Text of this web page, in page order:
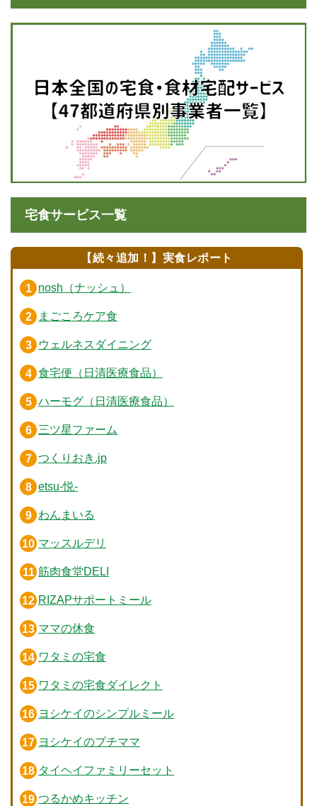
宅食サービス一覧
【続々追加！】実食レポート
nosh（ナッシュ）
まごころケア食
ウェルネスダイニング
食宅便（日清医療食品）
ハーモグ（日清医療食品）
三ツ星ファーム
つくりおき.jp
etsu-悦-
わんまいる
マッスルデリ
筋肉食堂DELI
RIZAPサポートミール
ママの休食
ワタミの宅食
ワタミの宅食ダイレクト
ヨシケイのシンプルミール
ヨシケイのプチママ
タイヘイファミリーセット
つるかめキッチン